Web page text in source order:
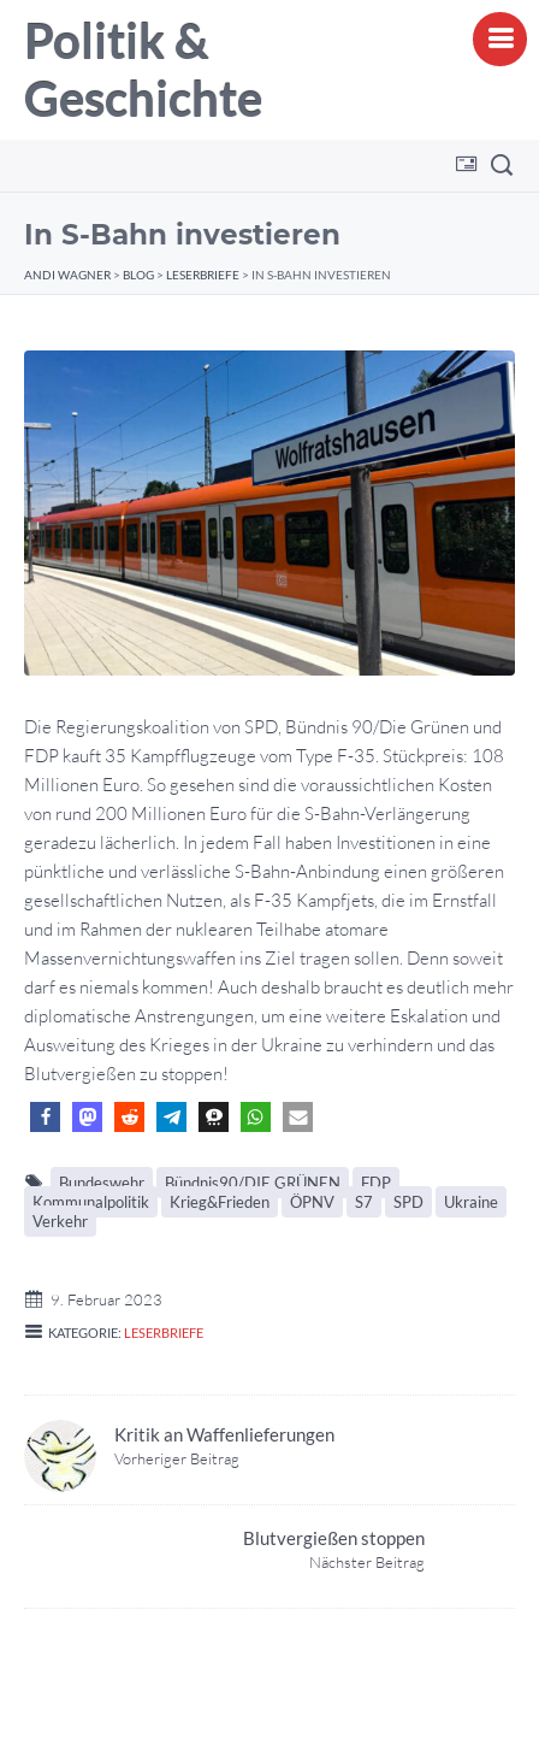
Politik &
Geschichte
In S-Bahn investieren
ANDI WAGNER > BLOG > LESERBRIEFE > IN S-BAHN INVESTIEREN
Die Regierungskoalition von SPD, Bündnis 90/Die Grünen und
FDP kauft 35 Kampfflugzeuge vom Type F-35. Stückpreis: 108
Millionen Euro. So gesehen sind die voraussichtlichen Kosten
von rund 200 Millionen Euro für die S-Bahn-Verlängerung
geradezu lächerlich. In jedem Fall haben Investitionen in eine
pünktliche und verlässliche S-Bahn-Anbindung einen größeren
gesellschaftlichen Nutzen, als F-35 Kampfjets, die im Ernstfall
und im Rahmen der nuklearen Teilhabe atomare
Massenvernichtungswaffen ins Ziel tragen sollen. Denn soweit
darf es niemals kommen! Auch deshalb braucht es deutlich mehr
diplomatische Anstrengungen, um eine weitere Eskalation und
Ausweitung des Krieges in der Ukraine zu verhindern und das
Blutvergießen zu stoppen!
Bundeswehr Bündnis90/DIE GRÜNEN
FDP
Kommunalpolitik
Krieg&Frieden ÖPNV S7 SPD
Ukraine
Verkehr
9. Februar 2023
KATEGORIE: LESERBRIEFE
Kritik an Waffenlieferungen
Vorheriger Beitrag
Blutvergießen stoppen
Nächster Beitrag